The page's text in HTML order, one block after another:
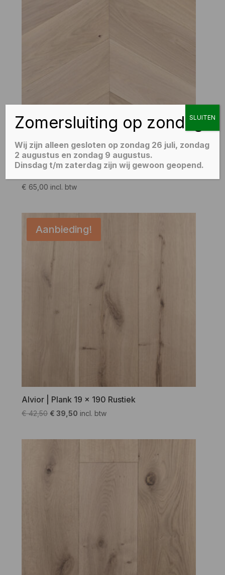
Alvior | Hongaarse Punt 15×75 Select A 60°
€ 65,00 incl. btw
Aanbieding!
Alvior | Plank 19 x 190 Rustiek
€42,50 Oorspronkelijke
€ 39,50 Huidige
incl. btw
Zomersluiting op zondag
Wij zijn alleen gesloten op zondag 26 juli, zondag
2 augustus en zondag 9 augustus.
Dinsdag t/m zaterdag zijn wij gewoon geopend.
SLUITEN